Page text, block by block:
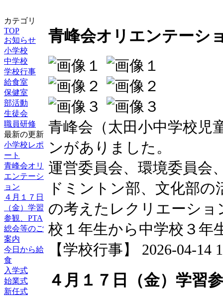
カテゴリ
TOP
お知らせ
小学校
中学校
学校行事
給食室
保健室
部活動
生徒会
職員研修
最新の更新
小学校レポ
ート
青峰会オリ
エンテーシ
ョン
４月１７日
（金）学習
参観、PTA
総会等のご
案内
今日から給
食
入学式
始業式
新任式
青峰会オリエンテーシ
青峰会（太田小中学校児
ンがありました。
運営委員会、環境委員会
ドミントン部、文化部
の考えたレクリエーシ
校１年生から中学校３年
【学校行事】 2026-04-14
４月１７日（金）学習